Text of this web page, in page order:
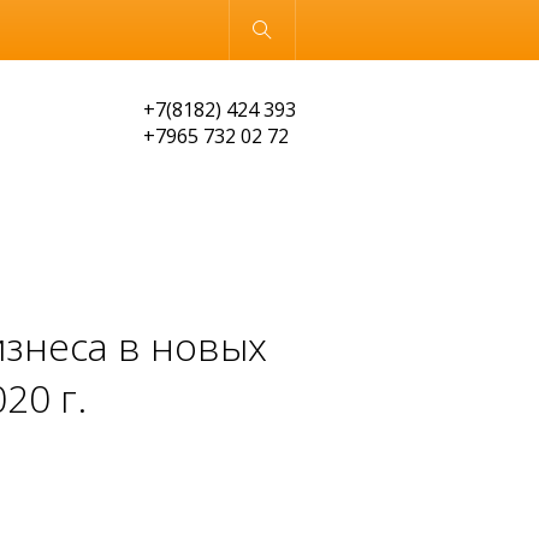
Обычная версия
+7(8182) 424 393
+7965 732 02 72
в новых
г.